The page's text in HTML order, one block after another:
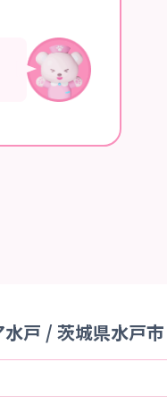
戸 / 茨城県水戸市